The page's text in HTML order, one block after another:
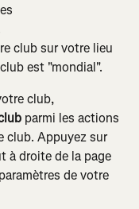
club sur votre lieu
est "mondial".
club,
parmi les actions
club. Appuyez sur
à droite de la page
de votre